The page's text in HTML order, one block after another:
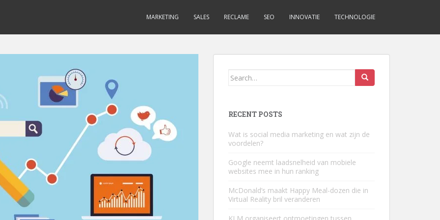
MARKETING SALES RECLAME SEO INNOVATIE TECHNOLOGIE
Search
RECENT POSTS
Wat is social media marketing en wat zijn de
voordelen?
Google neemt laadsnelheid van mobiele
websites mee in hun ranking
McDonald’s maakt Happy Meal-dozen die in
Virtual Reality bril veranderen